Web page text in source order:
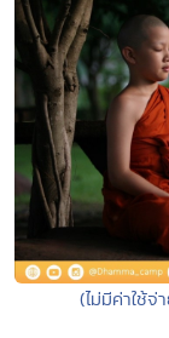
(ไม่มีค่าใช้